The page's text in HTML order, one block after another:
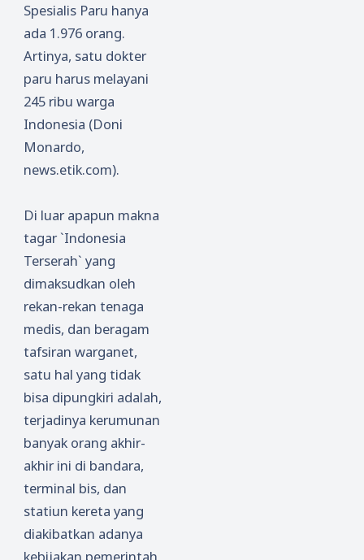
Spesialis Paru hanya
ada 1.976 orang.
Artinya, satu dokter
paru harus melayani
245 ribu warga
Indonesia (Doni
Monardo,
news.etik.com).
Di luar apapun makna
tagar `Indonesia
Terserah` yang
dimaksudkan oleh
rekan-rekan tenaga
medis, dan beragam
tafsiran warganet,
satu hal yang tidak
bisa dipungkiri adalah,
terjadinya kerumunan
banyak orang akhir-
akhir ini di bandara,
terminal bis, dan
statiun kereta yang
diakibatkan adanya